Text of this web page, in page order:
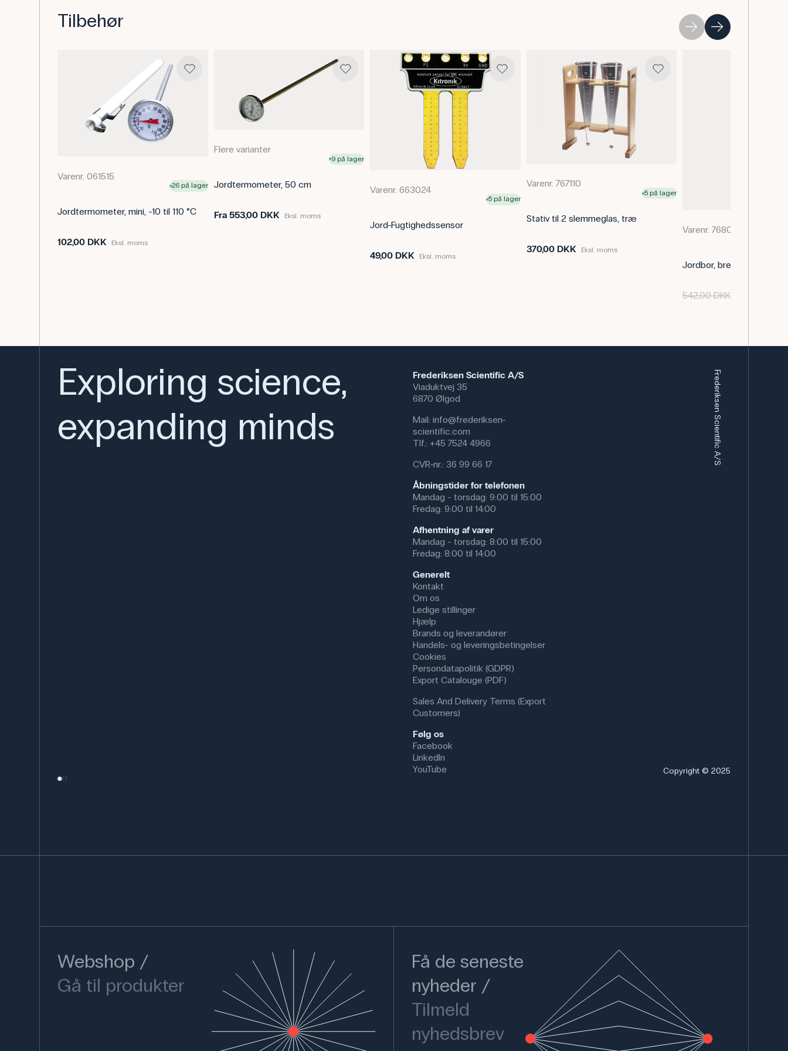
og organisk materiale. Ved parasitanalyse lader man en fæcesprøve stå til næste
Volumen: 1000 mL
Materiale: Plastik
Tilbehør
Varenr. 061515
26 på lager
Jordtermometer, mini, -10 til 110 °C
102,00 DKK Eksl. moms
Flere varianter
9 på lager
Jordtermometer, 50 cm
Fra 553,00 DKK Eksl. moms
Varenr. 663024
5 på lager
Jord-Fugtighedssensor
49,00 DKK Eksl. moms
Varenr. 767110
5 på lager
Stativ til 2 slemmeglas, træ
370,00 DKK Eksl. moms
Varenr. 768006
Jordbor, bred åbning
542,00 DKK
Exploring science,
expanding minds
Frederiksen Scientific A/S
Viaduktvej 35
6870 Ølgod
Mail: info@frederiksen-
scientific.com
Tlf.: +45 7524 4966
CVR-nr.: 36 99 66 17
Åbningstider for telefonen
Mandag - torsdag: 9:00 til 15:00
Fredag: 9:00 til 14:00
Afhentning af varer
Mandag - torsdag: 8:00 til 15:00
Fredag: 8:00 til 14:00
Generelt
Kontakt
Om os
Ledige stillinger
Hjælp
Brands og leverandører
Handels- og leveringsbetingelser
Cookies
Persondatapolitik (GDPR)
Export Catalouge (PDF)
Sales And Delivery Terms (Export
Customers)
Følg os
Facebook
LinkedIn
YouTube
Frederiksen Scientific A/S
Copyright © 2025
Webshop
Gå til produkter
Få de seneste
nyheder
Tilmeld
nyhedsbrev